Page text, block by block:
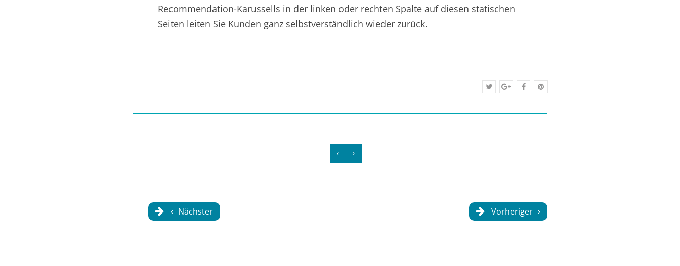
Recommendation-Karussells in der linken oder rechten Spalte auf diesen statischen
Seiten leiten Sie Kunden ganz selbstverständlich wieder zurück.
‹ ›
Nächster Vorheriger